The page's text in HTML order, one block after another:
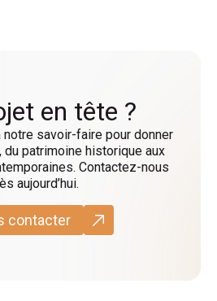
en tête ?
notre savoir-faire pour donner
patrimoine historique aux
Contactez-nous
aujourd’hui.
contacter